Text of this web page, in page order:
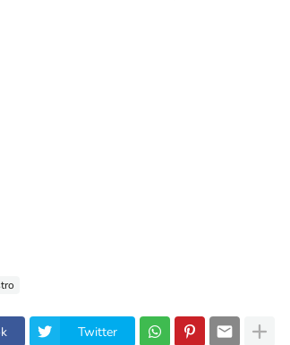
Twitter